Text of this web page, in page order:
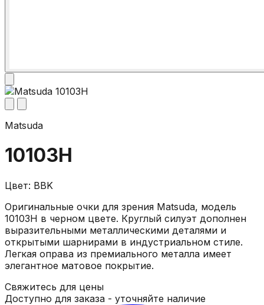
Matsuda
10103H
Цвет: BBK
Оригинальные очки для зрения Matsuda, модель
10103H в черном цвете. Круглый силуэт дополнен
выразительными металлическими деталями и
открытыми шарнирами в индустриальном стиле.
Легкая оправа из премиального металла имеет
элегантное матовое покрытие.
Свяжитесь для цены
Доступно для заказа - уточняйте наличие